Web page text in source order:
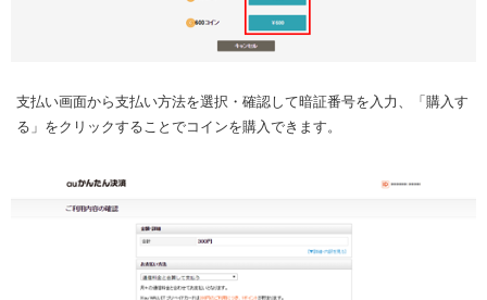
支払い画面から支払い方法を選択・確認して暗証番号を入力、「購入す
る」をクリックすることでコインを購入できます。